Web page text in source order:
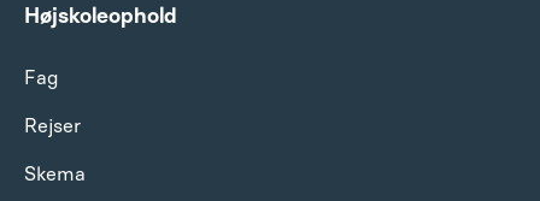
Højskoleophold
Fag
Rejser
Skema